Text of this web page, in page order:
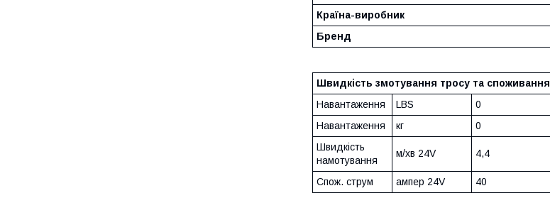
Країна-виробник
Бренд
Швидкість змотування тросу та
Навантаження
LBS 0
Навантаження
кг 0
Швидкість
намотування
м/хв 24V 4,4
Спож. струм ампер 24V 40